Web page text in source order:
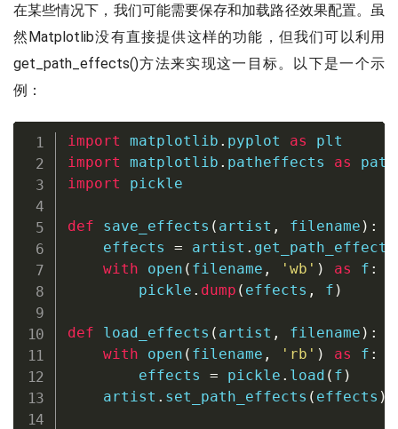
在某些情况下，我们可能需要保存和加载路径效果配置。虽
然Matplotlib没有直接提供这样的功能，但我们可以利用
get_path_effects()方法来实现这一目标。以下是一个示
例：
import matplotlib . pyplot as
import matplotlib . patheffects as
import pickle
def save_effects ( artist , filename ) :
    effects
= artist . get_path_effects
with
open ( filename , 'wb' ) as f :
        pickle
. dump ( effects , f )
def load_effects ( artist , filename ) :
with
open ( filename , 'rb' ) as f :
        effects
= pickle . load ( f )
    artist
. set_path_effects ( effects )